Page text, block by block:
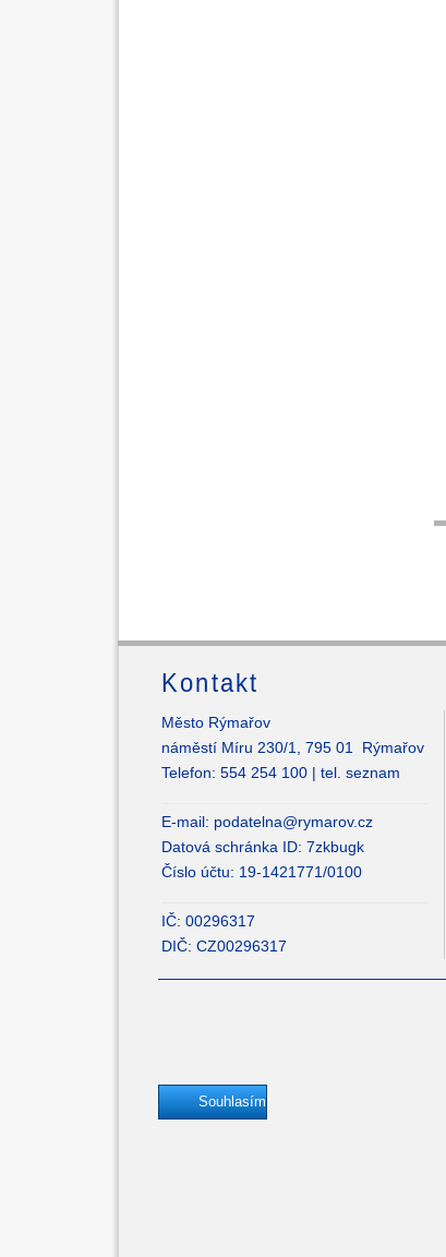
Kontakt
Město Rýmařov
náměstí Míru 230/1, 795 01 Rýmařov
Telefon: 554 254 100 | tel. seznam
E-mail: podatelna@rymarov.cz
Datová schránka ID: 7zkbugk
Číslo účtu: 19-1421771/0100
IČ: 00296317
DIČ: CZ00296317
Souhlasím